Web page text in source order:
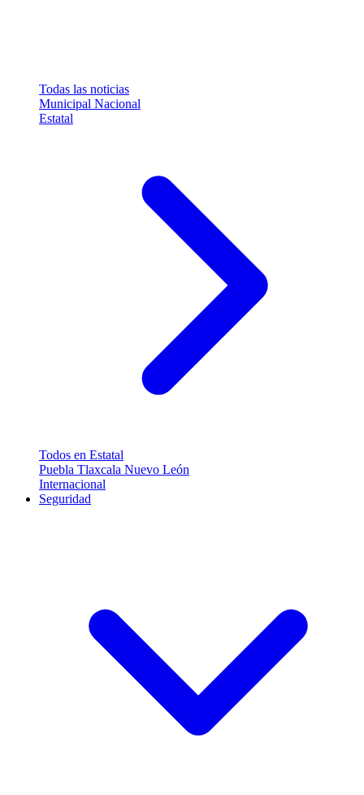
Todas las noticias
Municipal Nacional
Estatal
Todos en Estatal
Puebla Tlaxcala Nuevo León
Internacional
Seguridad